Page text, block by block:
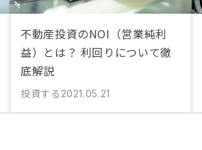
不動産投資のNOI（営業純利
益）とは？ 利回りについて徹
底解説
投資する 2021.05.21